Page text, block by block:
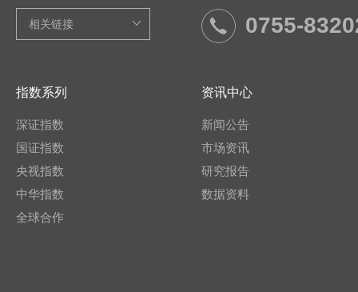
0755-
指数系列
深证指数
国证指数
央视指数
中华指数
全球合作
资讯中心
新闻公告
市场资讯
研究报告
数据资料